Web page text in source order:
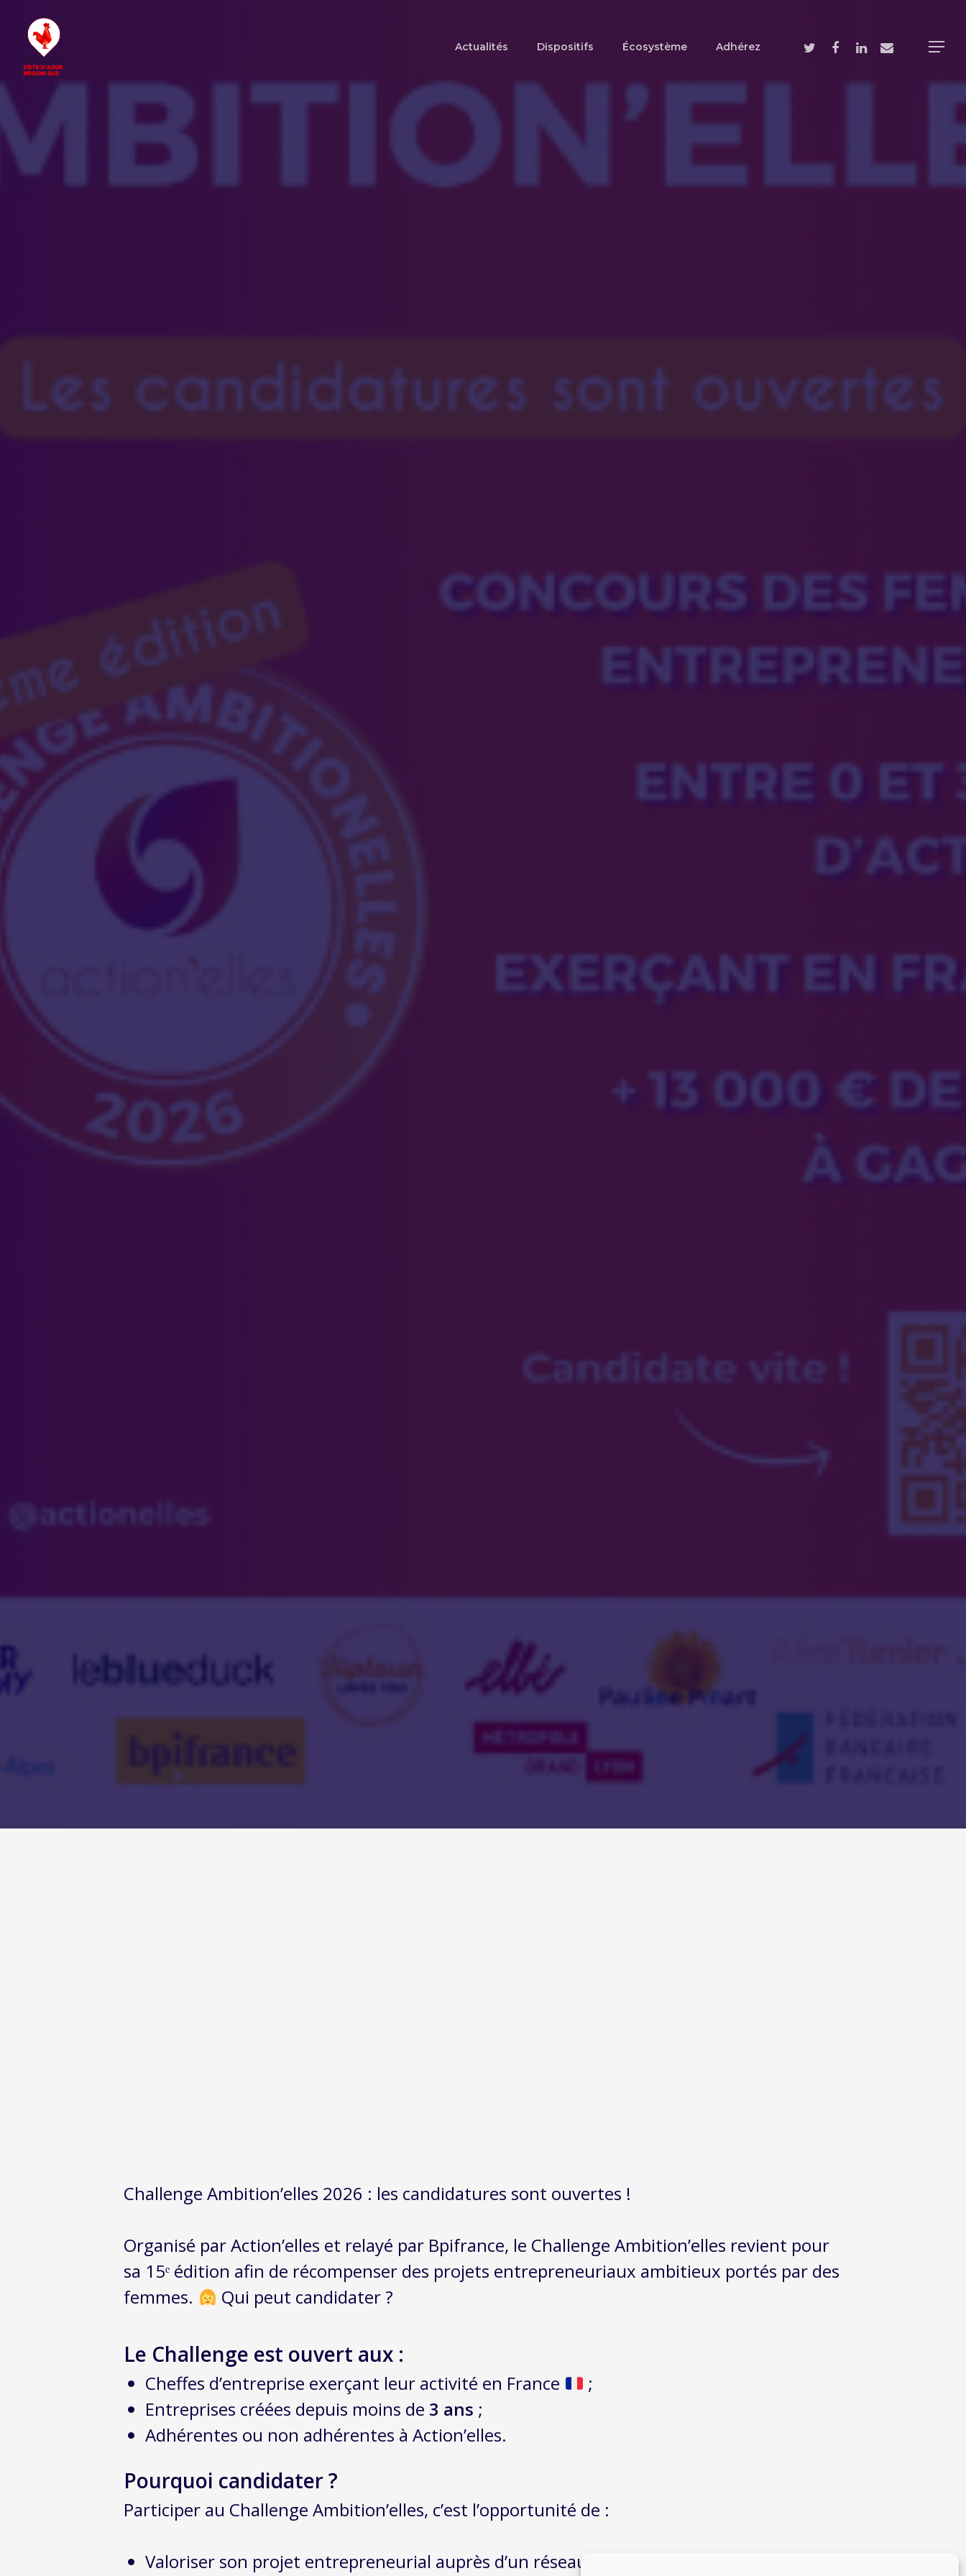
Actualités Dispositifs Écosystème Adhérez
Challenge Ambition’elles 2026 : les candidatures sont ouvertes !
Organisé par Action’elles et relayé par Bpifrance, le Challenge Ambition’elles revient pour
sa 15ᵉ édition afin de récompenser des projets entrepreneuriaux ambitieux portés par des
femmes.
Qui peut candidater ?
Le Challenge est ouvert aux :
Cheffes d’entreprise exerçant leur activité en France
;
Entreprises créées depuis moins de 3 ans ;
Adhérentes ou non adhérentes à Action’elles.
Pourquoi candidater ?
Participer au Challenge Ambition’elles, c’est l’opportunité de :
Valoriser son projet entrepreneurial auprès d’un réseau d’experts ;